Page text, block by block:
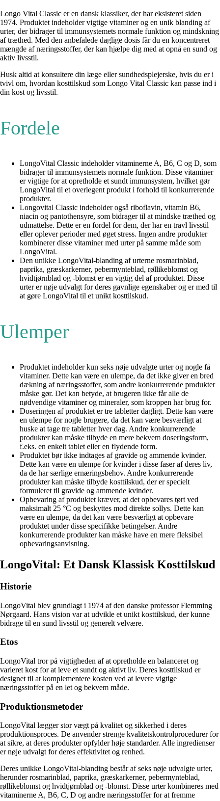
Longo Vital Classic er en dansk klassiker, der har eksisteret siden
1974. Produktet indeholder vigtige vitaminer og en unik blanding af
urter, der bidrager til immunsystemets normale funktion og mindskning
af træthed. Med den anbefalede daglige dosis får du en koncentreret
mængde af næringsstoffer, der kan hjælpe dig med at opnå en sund og
aktiv livsstil.
Husk altid at konsultere din læge eller sundhedsplejerske, hvis du er i
tvivl om, hvordan kosttilskud som Longo Vital Classic kan passe ind i
din kost og livsstil.
Fordele
LongoVital Classic indeholder vitaminerne A, B6, C og D, som
bidrager til immunsystemets normale funktion. Disse vitaminer
er vigtige for at opretholde et sundt immunsystem, hvilket gør
LongoVital til et overlegent produkt i forhold til konkurrerende
produkter.
Longovital Classic indeholder også riboflavin, vitamin B6,
niacin og pantothensyre, som bidrager til at mindske træthed og
udmattelse. Dette er en fordel for dem, der har en travl livsstil
eller oplever perioder med øget stress. Ingen andre produkter
kombinerer disse vitaminer med urter på samme måde som
LongoVital.
Den unikke LongoVital-blanding af urterne rosmarinblad,
paprika, græskarkerner, pebermynteblad, røllikeblomst og
hvidtjørnblad og -blomst er en vigtig del af produktet. Disse
urter er nøje udvalgt for deres gavnlige egenskaber og er med til
at gøre LongoVital til et unikt kosttilskud.
Ulemper
Produktet indeholder kun seks nøje udvalgte urter og nogle få
vitaminer. Dette kan være en ulempe, da det ikke giver en bred
dækning af næringsstoffer, som andre konkurrerende produkter
måske gør. Det kan betyde, at brugeren ikke får alle de
nødvendige vitaminer og mineraler, som kroppen har brug for.
Doseringen af produktet er tre tabletter dagligt. Dette kan være
en ulempe for nogle brugere, da det kan være besværligt at
huske at tage tre tabletter hver dag. Andre konkurrerende
produkter kan måske tilbyde en mere bekvem doseringsform,
f.eks. en enkelt tablet eller en flydende form.
Produktet bør ikke indtages af gravide og ammende kvinder.
Dette kan være en ulempe for kvinder i disse faser af deres liv,
da de har særlige ernæringsbehov. Andre konkurrerende
produkter kan måske tilbyde kosttilskud, der er specielt
formuleret til gravide og ammende kvinder.
Opbevaring af produktet kræver, at det opbevares tørt ved
maksimalt 25 °C og beskyttes mod direkte sollys. Dette kan
være en ulempe, da det kan være besværligt at opbevare
produktet under disse specifikke betingelser. Andre
konkurrerende produkter kan måske have en mere fleksibel
opbevaringsanvisning.
LongoVital: Et Dansk Klassisk Kosttilskud
Historie
LongoVital blev grundlagt i 1974 af den danske professor Flemming
Nørgaard. Hans vision var at udvikle et unikt kosttilskud, der kunne
bidrage til en sund livsstil og generelt velvære.
Etos
LongoVital tror på vigtigheden af at opretholde en balanceret og
varieret kost for at leve et sundt og aktivt liv. Deres kosttilskud er
designet til at komplementere kosten ved at levere vigtige
næringsstoffer på en let og bekvem måde.
Produktionsmetoder
LongoVital lægger stor vægt på kvalitet og sikkerhed i deres
produktionsproces. De anvender strenge kvalitetskontrolprocedurer for
at sikre, at deres produkter opfylder høje standarder. Alle ingredienser
er nøje udvalgt for deres effektivitet og renhed.
Deres unikke LongoVital-blanding består af seks nøje udvalgte urter,
herunder rosmarinblad, paprika, græskarkerner, pebermynteblad,
røllikeblomst og hvidtjørnblad og -blomst. Disse urter kombineres med
vitaminerne A, B6, C, D og andre næringsstoffer for at fremme